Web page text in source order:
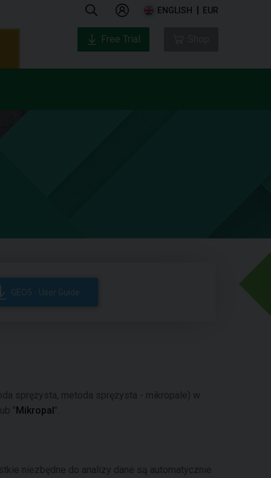
ENGLISH EUR
Free Trial
GEO5 - User Guide
sprężysta, metoda sprężysta - mikropale) w
"Mikropal".
niezbędne do analizy dane są automatycznie